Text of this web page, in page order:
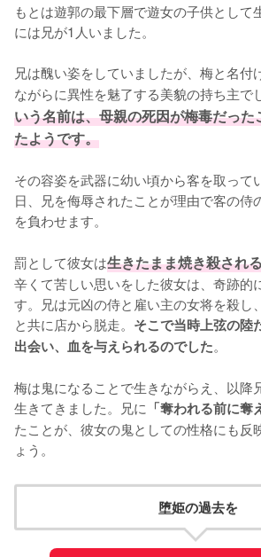
もとは遊郭の最下層で遊女の子供として
には兄が1人いました。
兄は醜い姿をしていましたが、梅と名付
ながらに異性を魅了する美貌の持ち主で
いう名前は、母親の死因が梅毒だっ
たようです。
その容姿を武器に幼い頃から客を取って
日、兄を侮辱されたことが理由で客の侍
を負わせます。
罰として彼女は生きたまま焼き殺され
辛くて苦しい思いをした彼女は、奇跡的
す。兄は元凶の侍と雇い主の女将を殺し
と共に店から脱走。 そこで当時上弦の陸
出会い、血を与えられるのでした。
梅は鬼になることで生きながらえ、以降
生きてきました。兄に 「奪われる前に奪
たことが、彼女の鬼としての性格にも反
ょう。
堕姫の過去を